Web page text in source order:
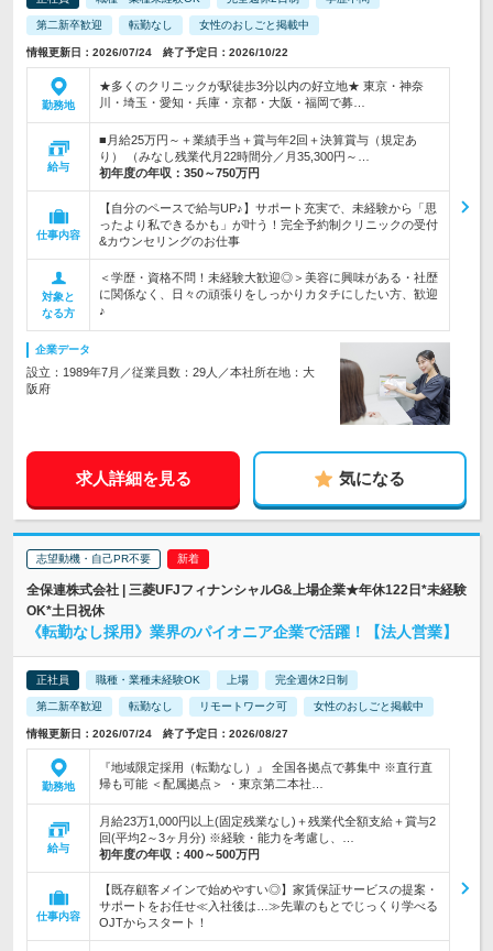
第二新卒歓迎 転勤なし 女性のおしごと掲載中
情報更新日：2026/07/24 終了予定日：2026/10/22
勤務地
★多くのクリニックが駅徒歩3分以内の好立地★ 東京・神奈
川・埼玉・愛知・兵庫・京都・大阪・福岡で募…
給与
■月給25万円～＋業績手当＋賞与年2回＋決算賞与（規定あ
り） （みなし残業代月22時間分／月35,300円～…
初年度の年収： 350～750万円
仕事内容
【自分のペースで給与UP♪】サポート充実で、未経験から「思
ったより私できるかも」が叶う！完全予約制クリニックの受付
&カウンセリングのお仕事
対象と
なる方
＜学歴・資格不問！未経験大歓迎◎＞美容に興味がある・社歴
に関係なく、日々の頑張りをしっかりカタチにしたい方、歓迎
♪
企業データ
設立：1989年7月／従業員数：29人／本社所在地：大
阪府
求人詳細を見る 気になる
志望動機・自己PR不要
全保連株式会社 | 三菱UFJフィナンシャルG&上場企業★年休122日*未経験
OK*土日祝休
《転勤なし採用》業界のパイオニア企業で活躍！【法人営業】
正社員 職種・業種未経験OK 上場 完全週休2日制
第二新卒歓迎 転勤なし リモートワーク可 女性のおしごと掲載中
情報更新日：2026/07/24 終了予定日：2026/08/27
勤務地
『地域限定採用（転勤なし）』 全国各拠点で募集中 ※直行直
帰も可能 ＜配属拠点＞ ・東京第二本社…
給与
月給23万1,000円以上(固定残業なし)＋残業代全額支給＋賞与2
回(平均2～3ヶ月分) ※経験・能力を考慮し、…
初年度の年収： 400～500万円
仕事内容
【既存顧客メインで始めやすい◎】家賃保証サービスの提案・
サポートをお任せ≪入社後は…≫先輩のもとでじっくり学べる
OJTからスタート！